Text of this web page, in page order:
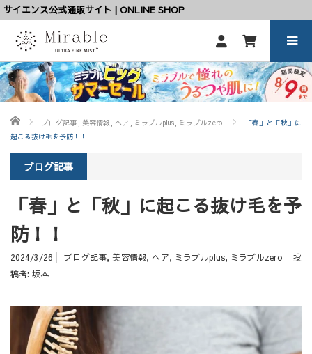
サイエンス公式通販サイト | ONLINE SHOP
ホーム ブログ記事, 美容情報, ヘア , ミラブルplus, ミラブルzero
「春」と「秋」に
起こる抜け毛を予防！！
ブログ記事
「春」と「秋」に起こる抜け毛を予
防！！
2024/3/26 ブログ記事,美容情報, ヘア, ミラブルplus, ミラブルzero
投
稿者: 坂本